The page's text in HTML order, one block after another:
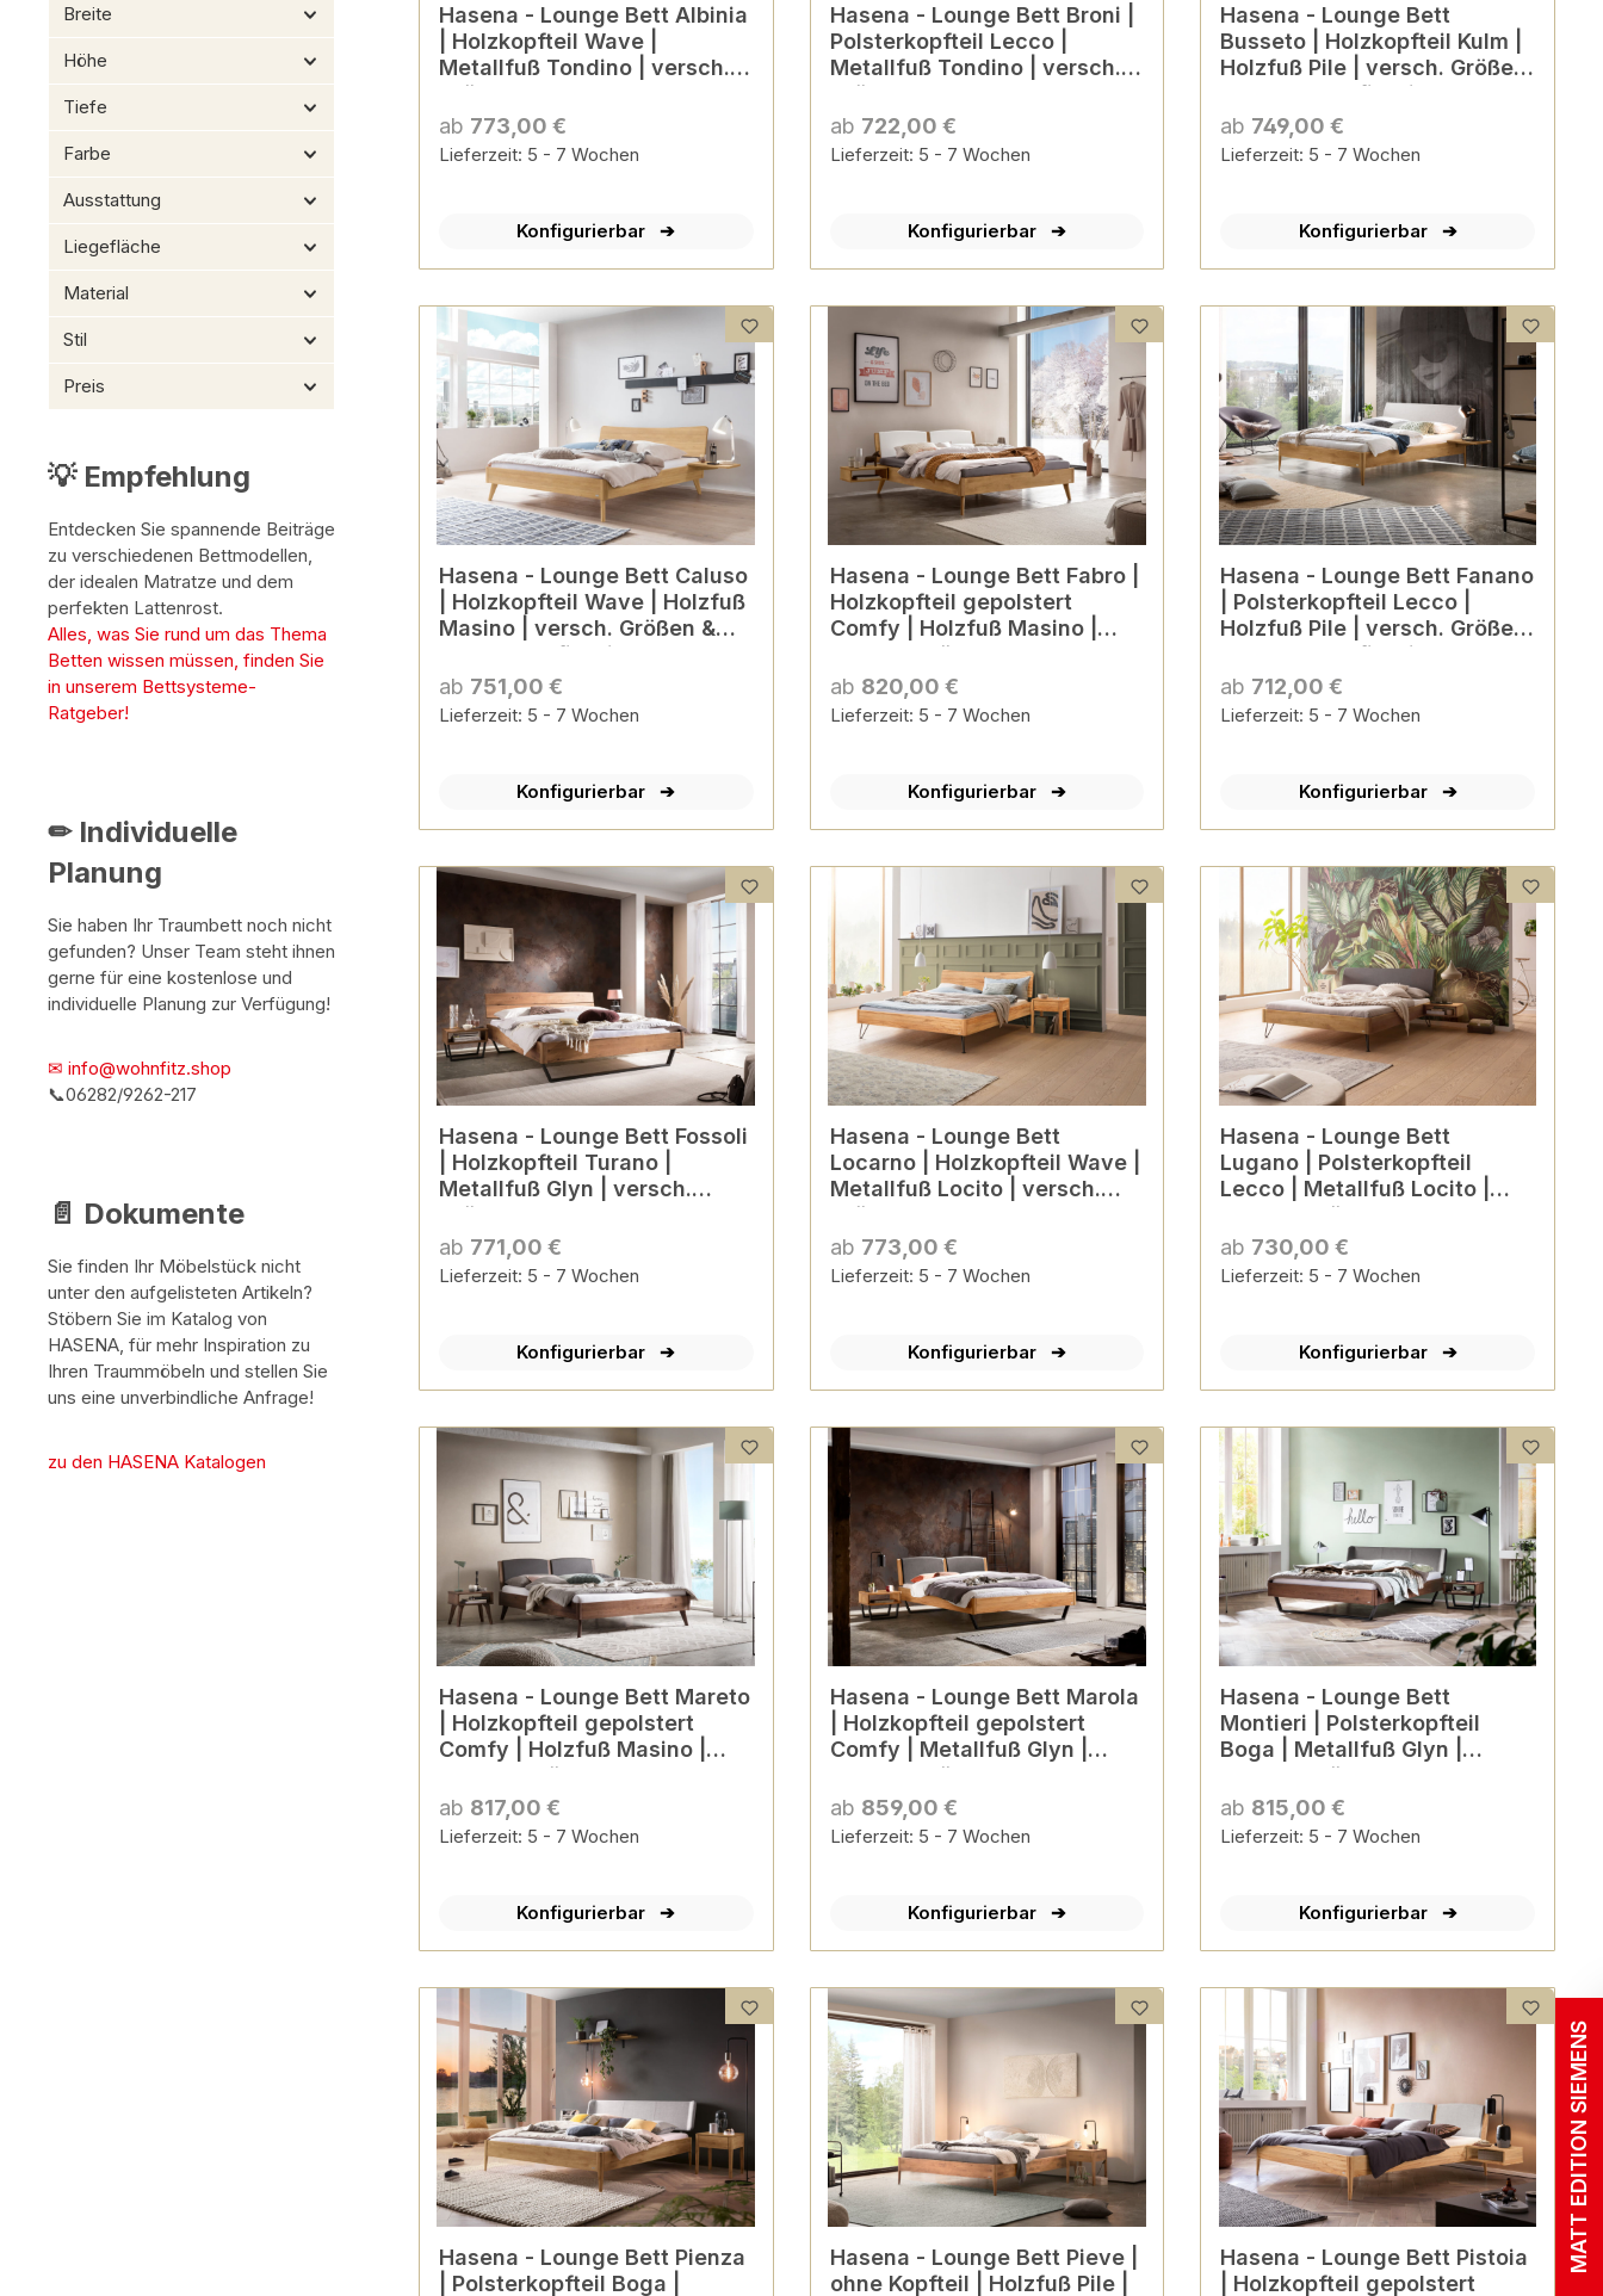
Breite
Höhe
Tiefe
Farbe
Ausstattung
Liegefläche
Material
Stil
Preis
💡 Empfehlung
Entdecken Sie spannende Beiträge
zu verschiedenen Bettmodellen,
der idealen Matratze und dem
perfekten Lattenrost.
Alles, was Sie rund um das Thema
Betten wissen müssen, finden Sie
in unserem Bettsysteme-
Ratgeber!
✏ Individuelle
Planung
Sie haben Ihr Traumbett noch nicht
gefunden? Unser Team steht ihnen
gerne für eine kostenlose und
individuelle Planung zur Verfügung!
✉ info@wohnfitz.shop
📞06282/9262-217
📄 Dokumente
Sie finden Ihr Möbelstück nicht
unter den aufgelisteten Artikeln?
Stöbern Sie im Katalog von
HASENA, für mehr Inspiration zu
Ihren Traummöbeln und stellen Sie
uns eine unverbindliche Anfrage!
zu den HASENA Katalogen
Hasena - Lounge Bett Albinia
| Holzkopfteil Wave |
Metallfuß Tondino | versch.
Größen & Farben
konfigurierbar
ab 773,00 €
Lieferzeit: 5 - 7 Wochen
Konfigurierbar
Hasena - Lounge Bett Broni |
Polsterkopfteil Lecco |
Metallfuß Tondino | versch.
Größen & Farben
konfigurierbar
ab 722,00 €
Lieferzeit: 5 - 7 Wochen
Konfigurierbar
Hasena - Lounge Bett
Busseto | Holzkopfteil Kulm |
Holzfuß Pile | versch. Größen
& Farben konfigurierbar
ab 749,00 €
Lieferzeit: 5 - 7 Wochen
Konfigurierbar
Hasena - Lounge Bett Caluso
| Holzkopfteil Wave | Holzfuß
Masino | versch. Größen &
Farben konfigurierbar
ab 751,00 €
Lieferzeit: 5 - 7 Wochen
Konfigurierbar
Hasena - Lounge Bett Fabro |
Holzkopfteil gepolstert
Comfy | Holzfuß Masino |
versch. Größen & Farben
konfigurierbar
ab 820,00 €
Lieferzeit: 5 - 7 Wochen
Konfigurierbar
Hasena - Lounge Bett Fanano
| Polsterkopfteil Lecco |
Holzfuß Pile | versch. Größen
& Farben konfigurierbar
ab 712,00 €
Lieferzeit: 5 - 7 Wochen
Konfigurierbar
Hasena - Lounge Bett Fossoli
| Holzkopfteil Turano |
Metallfuß Glyn | versch.
Größen & Farben
konfigurierbar
ab 771,00 €
Lieferzeit: 5 - 7 Wochen
Konfigurierbar
Hasena - Lounge Bett
Locarno | Holzkopfteil Wave |
Metallfuß Locito | versch.
Größen & Farben
konfigurierbar
ab 773,00 €
Lieferzeit: 5 - 7 Wochen
Konfigurierbar
Hasena - Lounge Bett
Lugano | Polsterkopfteil
Lecco | Metallfuß Locito |
versch. Größen & Farben
konfigurierbar
ab 730,00 €
Lieferzeit: 5 - 7 Wochen
Konfigurierbar
Hasena - Lounge Bett Mareto
| Holzkopfteil gepolstert
Comfy | Holzfuß Masino |
versch. Größen & Farben
konfigurierbar
ab 817,00 €
Lieferzeit: 5 - 7 Wochen
Konfigurierbar
Hasena - Lounge Bett Marola
| Holzkopfteil gepolstert
Comfy | Metallfuß Glyn |
versch. Größen & Farben
konfigurierbar
ab 859,00 €
Lieferzeit: 5 - 7 Wochen
Konfigurierbar
Hasena - Lounge Bett
Montieri | Polsterkopfteil
Boga | Metallfuß Glyn |
versch. Größen & Farben
konfigurierbar
ab 815,00 €
Lieferzeit: 5 - 7 Wochen
Konfigurierbar
Hasena - Lounge Bett Pienza
| Polsterkopfteil Boga |
Hasena - Lounge Bett Pieve |
ohne Kopfteil | Holzfuß Pile |
Hasena - Lounge Bett Pistoia
| Holzkopfteil gepolstert
MATT EDITION SIEMENS